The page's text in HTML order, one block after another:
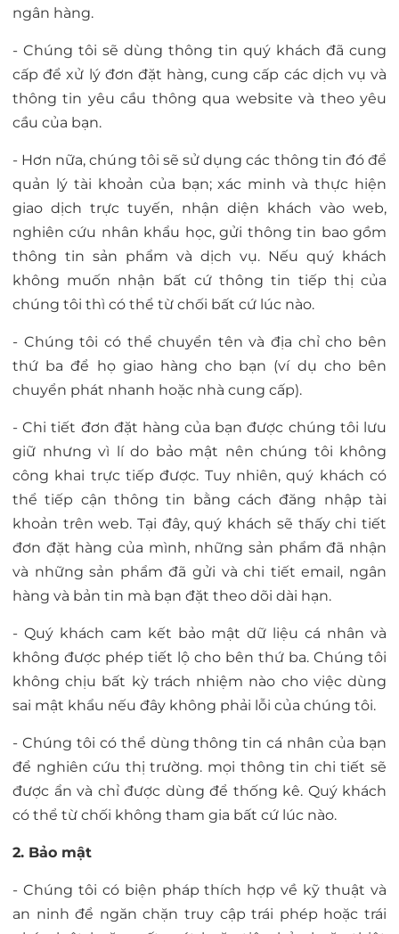
ngân hàng.
- Chúng tôi sẽ dùng thông tin quý khách đã cung
cấp để xử lý đơn đặt hàng, cung cấp các dịch vụ và
thông tin yêu cầu thông qua website và theo yêu
cầu của bạn.
- Hơn nữa, chúng tôi sẽ sử dụng các thông tin đó để
quản lý tài khoản của bạn; xác minh và thực hiện
giao dịch trực tuyến, nhận diện khách vào web,
nghiên cứu nhân khẩu học, gửi thông tin bao gồm
thông tin sản phẩm và dịch vụ. Nếu quý khách
không muốn nhận bất cứ thông tin tiếp thị của
chúng tôi thì có thể từ chối bất cứ lúc nào.
- Chúng tôi có thể chuyển tên và địa chỉ cho bên
thứ ba để họ giao hàng cho bạn (ví dụ cho bên
chuyển phát nhanh hoặc nhà cung cấp).
- Chi tiết đơn đặt hàng của bạn được chúng tôi lưu
giữ nhưng vì lí do bảo mật nên chúng tôi không
công khai trực tiếp được. Tuy nhiên, quý khách có
thể tiếp cận thông tin bằng cách đăng nhập tài
khoản trên web. Tại đây, quý khách sẽ thấy chi tiết
đơn đặt hàng của mình, những sản phẩm đã nhận
và những sản phẩm đã gửi và chi tiết email, ngân
hàng và bản tin mà bạn đặt theo dõi dài hạn.
- Quý khách cam kết bảo mật dữ liệu cá nhân và
không được phép tiết lộ cho bên thứ ba. Chúng tôi
không chịu bất kỳ trách nhiệm nào cho việc dùng
sai mật khẩu nếu đây không phải lỗi của chúng tôi.
- Chúng tôi có thể dùng thông tin cá nhân của bạn
để nghiên cứu thị trường. mọi thông tin chi tiết sẽ
được ẩn và chỉ được dùng để thống kê. Quý khách
có thể từ chối không tham gia bất cứ lúc nào.
2. Bảo mật
- Chúng tôi có biện pháp thích hợp về kỹ thuật và
an ninh để ngăn chặn truy cập trái phép hoặc trái